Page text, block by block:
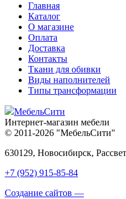
Главная
Каталог
О магазине
Оплата
Доставка
Контакты
Ткани для обивки
Виды наполнителей
Типы трансформации
МебельСити
Интернет-магазин мебели
© 2011-2026 "МебельСити"
630129, Новосибирск,
+7 (952) 915-85-84
Создание сайтов —